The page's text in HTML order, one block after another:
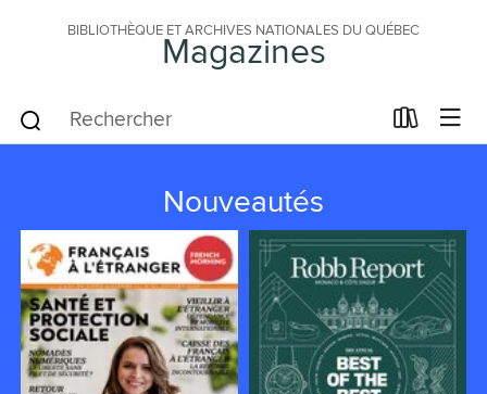
BIBLIOTHÈQUE ET ARCHIVES NATIONALES DU QUÉBEC
Magazines
Nouveautés